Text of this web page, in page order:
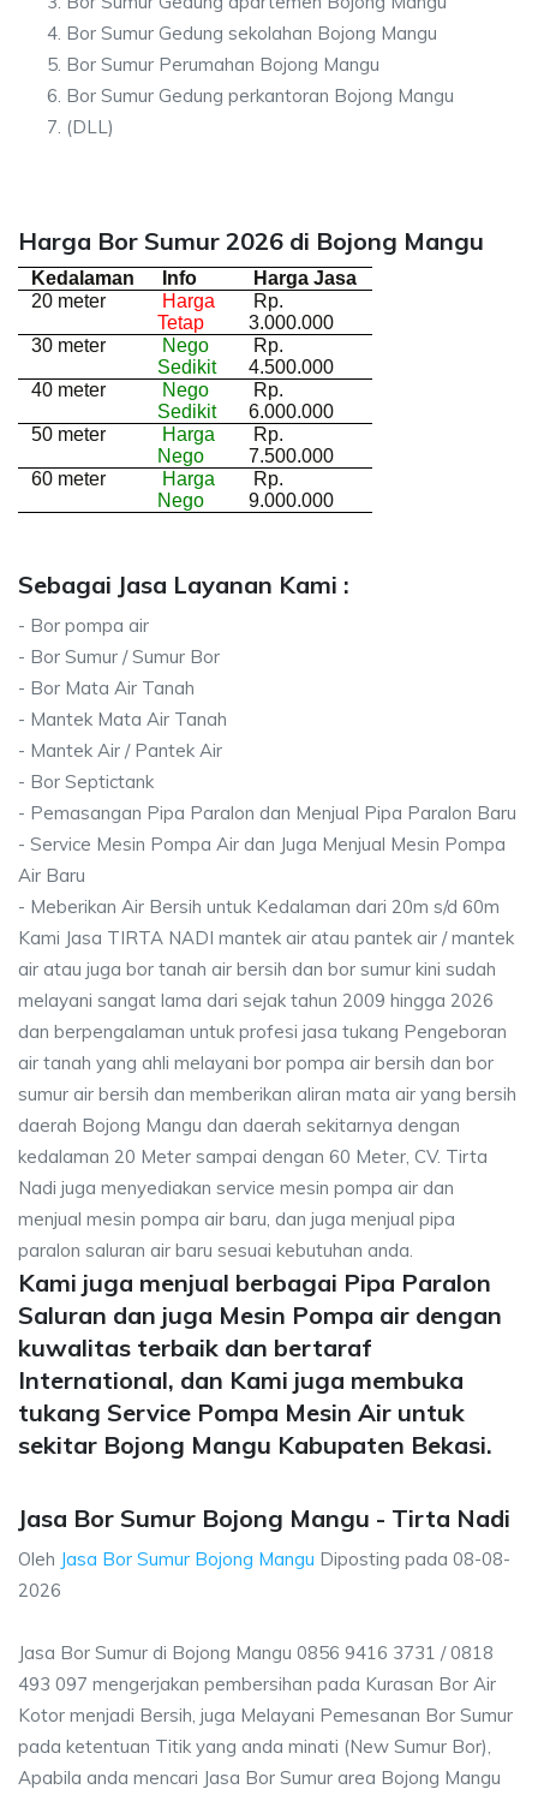
Bor Sumur Gedung sekolahan Bojong Mangu
Bor Sumur Perumahan Bojong Mangu
Bor Sumur Gedung perkantoran Bojong Mangu
(DLL)
Harga Bor Sumur 2026 di Bojong Mangu
Kedalaman Info
Harga Jasa
20 meter
Harga
Tetap
Rp.
3.000.000
30 meter
Nego
Sedikit
Rp.
4.500.000
40 meter
Nego
Sedikit
Rp.
6.000.000
50 meter
Harga
Nego
Rp.
7.500.000
60 meter
Harga
Nego
Rp.
9.000.000
Sebagai Jasa Layanan Kami :
- Bor pompa air
- Bor Sumur / Sumur Bor
- Bor Mata Air Tanah
- Mantek Mata Air Tanah
- Mantek Air / Pantek Air
- Bor Septictank
- Pemasangan Pipa Paralon dan Menjual Pipa Paralon Baru
- Service Mesin Pompa Air dan Juga Menjual Mesin Pompa
Air Baru
- Meberikan Air Bersih untuk Kedalaman dari 20m s/d 60m
Kami Jasa TIRTA NADI mantek air atau pantek air / mantek
air atau juga bor tanah air bersih dan bor sumur kini sudah
melayani sangat lama dari sejak tahun 2009 hingga 2026
dan berpengalaman untuk profesi jasa tukang Pengeboran
air tanah yang ahli melayani bor pompa air bersih dan bor
sumur air bersih dan memberikan aliran mata air yang bersih
daerah Bojong Mangu dan daerah sekitarnya dengan
kedalaman 20 Meter sampai dengan 60 Meter, CV. Tirta
Nadi juga menyediakan service mesin pompa air dan
menjual mesin pompa air baru, dan juga menjual pipa
paralon saluran air baru sesuai kebutuhan anda.
Kami juga menjual berbagai Pipa Paralon
Saluran dan juga Mesin Pompa air dengan
kuwalitas terbaik dan bertaraf
International, dan Kami juga membuka
tukang Service Pompa Mesin Air untuk
sekitar Bojong Mangu Kabupaten Bekasi.
Jasa Bor Sumur Bojong Mangu - Tirta Nadi
Oleh Jasa Bor Sumur Bojong Mangu Diposting pada 08-08-
2026
Jasa Bor Sumur di Bojong Mangu 0856 9416 3731 / 0818
493 097 mengerjakan pembersihan pada Kurasan Bor Air
Kotor menjadi Bersih, juga Melayani Pemesanan Bor Sumur
pada ketentuan Titik yang anda minati (New Sumur Bor),
Apabila anda mencari Jasa Bor Sumur area Bojong Mangu